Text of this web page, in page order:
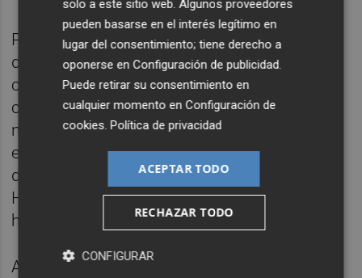
Para este proceso, la planta obtendrá agua
del mar. Para ello, llevará a cabo a cabo una
conducción hacia el puerto destinada a
captar agua marina y bombear el caudal
necesario para alimentar los 600 MW de
electrólisis previstos. Según la
documentación remitida a la Confederación
Hidrográfica del Júcar, podrá utilizar 11,5
hm³ de agua marina al año.
Además de esta conducción, habrá un
solo a este sitio web. Algunos proveedores
pueden basarse en el interés legítimo en
lugar del consentimiento; tiene derecho a
oponerse enConfiguración de publicidad.
Puede retirar su consentimiento en
cualquier momento enConfiguración de
cookies.Política de privacidad
ACEPTAR TODO
RECHAZAR TODO
CONFIGURAR